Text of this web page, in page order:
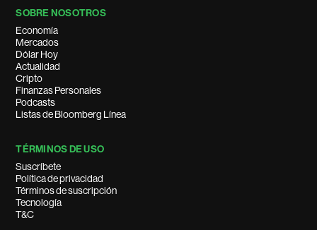
SOBRE NOSOTROS
Economía
Mercados
Dólar Hoy
Actualidad
Cripto
Finanzas Personales
Podcasts
Listas de Bloomberg Línea
TÉRMINOS DE USO
Suscríbete
Política de privacidad
Términos de suscripción
Tecnología
T&C